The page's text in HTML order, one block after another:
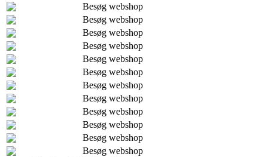
Besøg webshop
Besøg webshop
Besøg webshop
Besøg webshop
Besøg webshop
Besøg webshop
Besøg webshop
Besøg webshop
Besøg webshop
Besøg webshop
Besøg webshop
Besøg webshop